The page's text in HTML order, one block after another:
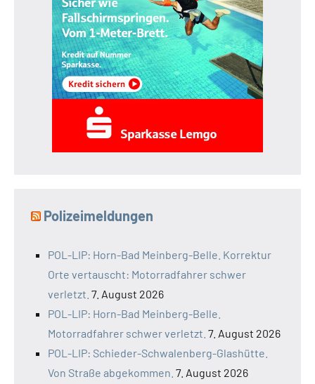
Polizeimeldungen
POL-LIP: Horn-Bad Meinberg-Belle. Korrektur
Orte vertauscht: Motorradfahrer schwer
verletzt. 7. August 2026
POL-LIP: Horn-Bad Meinberg-Belle.
Motorradfahrer schwer verletzt. 7. August 2026
POL-LIP: Schieder-Schwalenberg-Glashütte.
Von Straße abgekommen. 7. August 2026